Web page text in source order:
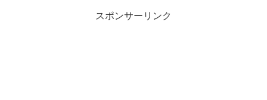
スポンサーリンク